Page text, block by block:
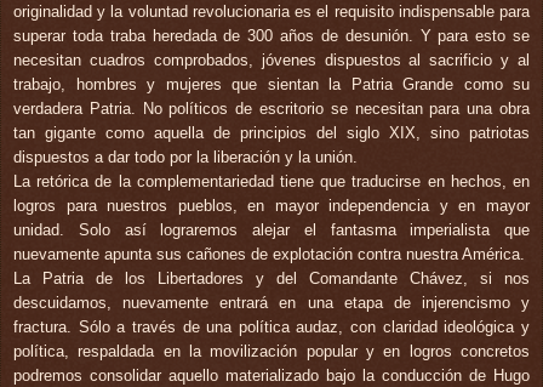
originalidad y la voluntad revolucionaria es el requisito indispensable para
superar toda traba heredada de 300 años de desunión. Y para esto se
necesitan cuadros comprobados, jóvenes dispuestos al sacrificio y al
trabajo, hombres y mujeres que sientan la Patria Grande como su
verdadera Patria. No políticos de escritorio se necesitan para una obra
tan gigante como aquella de principios del siglo XIX, sino patriotas
dispuestos a dar todo por la liberación y la unión.
La retórica de la complementariedad tiene que traducirse en hechos, en
logros para nuestros pueblos, en mayor independencia y en mayor
unidad. Solo así lograremos alejar el fantasma imperialista que
nuevamente apunta sus cañones de explotación contra nuestra América.
La Patria de los Libertadores y del Comandante Chávez, si nos
descuidamos, nuevamente entrará en una etapa de injerencismo y
fractura. Sólo a través de una política audaz, con claridad ideológica y
política, respaldada en la movilización popular y en logros concretos
podremos consolidar aquello materializado bajo la conducción de Hugo